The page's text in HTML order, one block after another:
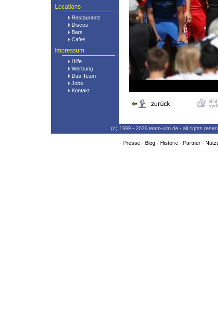
Locations
Restaurants
Discos
Bars
Cafes
Impressum
Hilfe
Werbung
Das Team
Jobs
Kontakt
(c) 1999 - 2026 team-ulm.de - all rights
- Presse- Blog- Historie- Partner-